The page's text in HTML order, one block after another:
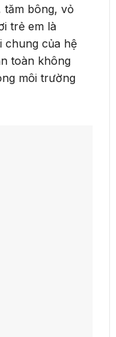
tăm bông, vỏ
trẻ em là
chung của hệ
toàn không
môi trường